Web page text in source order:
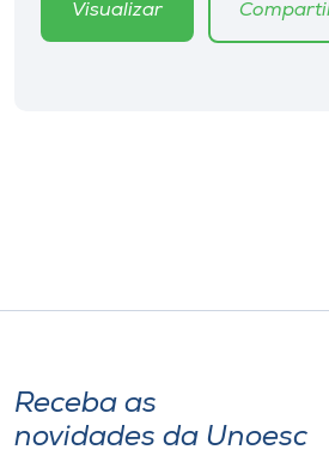
Museu
A-
Visualizar
Receba as
novidades da Unoesc